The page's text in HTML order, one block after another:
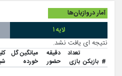
آمار دروازبان‌ها
لایه ۱
نتیجه ای یافت نشد.
# بازیکن
تعداد
بازی
دقیقه
حضور
میانگین گل
خورده